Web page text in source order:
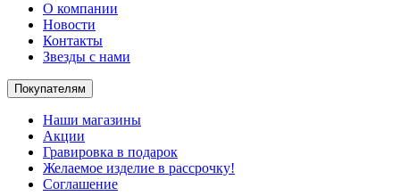
О компании
Новости
Контакты
Звезды с нами
Покупателям
Наши магазины
Акции
Гравировка в подарок
Желаемое изделие в рассрочку!
Соглашение